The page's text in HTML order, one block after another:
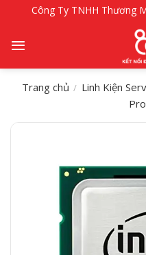
nội
Công Ty TNHH Thương
Trang chủ / Linh Kiện